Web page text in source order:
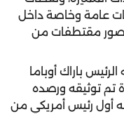
عامة وخاصة داخل
مقتطفات من
باراك أوباما
تم توثيقه ورصده
أول رئيس أمريكي من